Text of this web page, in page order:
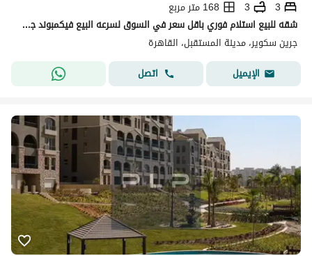
3
3
168 متر مربع
شقه للبيع استلام فوري باقل سعر في السوق لسرعه البيع فيكمبوند جرين سكوير الاهلي صبور Green Square Compound Al-Ahly sabbour
جرين سكوير، مدينة المستقبل، القاهرة
الإيميل
اتصل